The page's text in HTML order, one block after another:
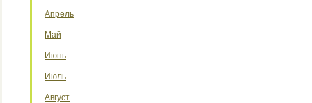
Апрель
Май
Июнь
Июль
Август